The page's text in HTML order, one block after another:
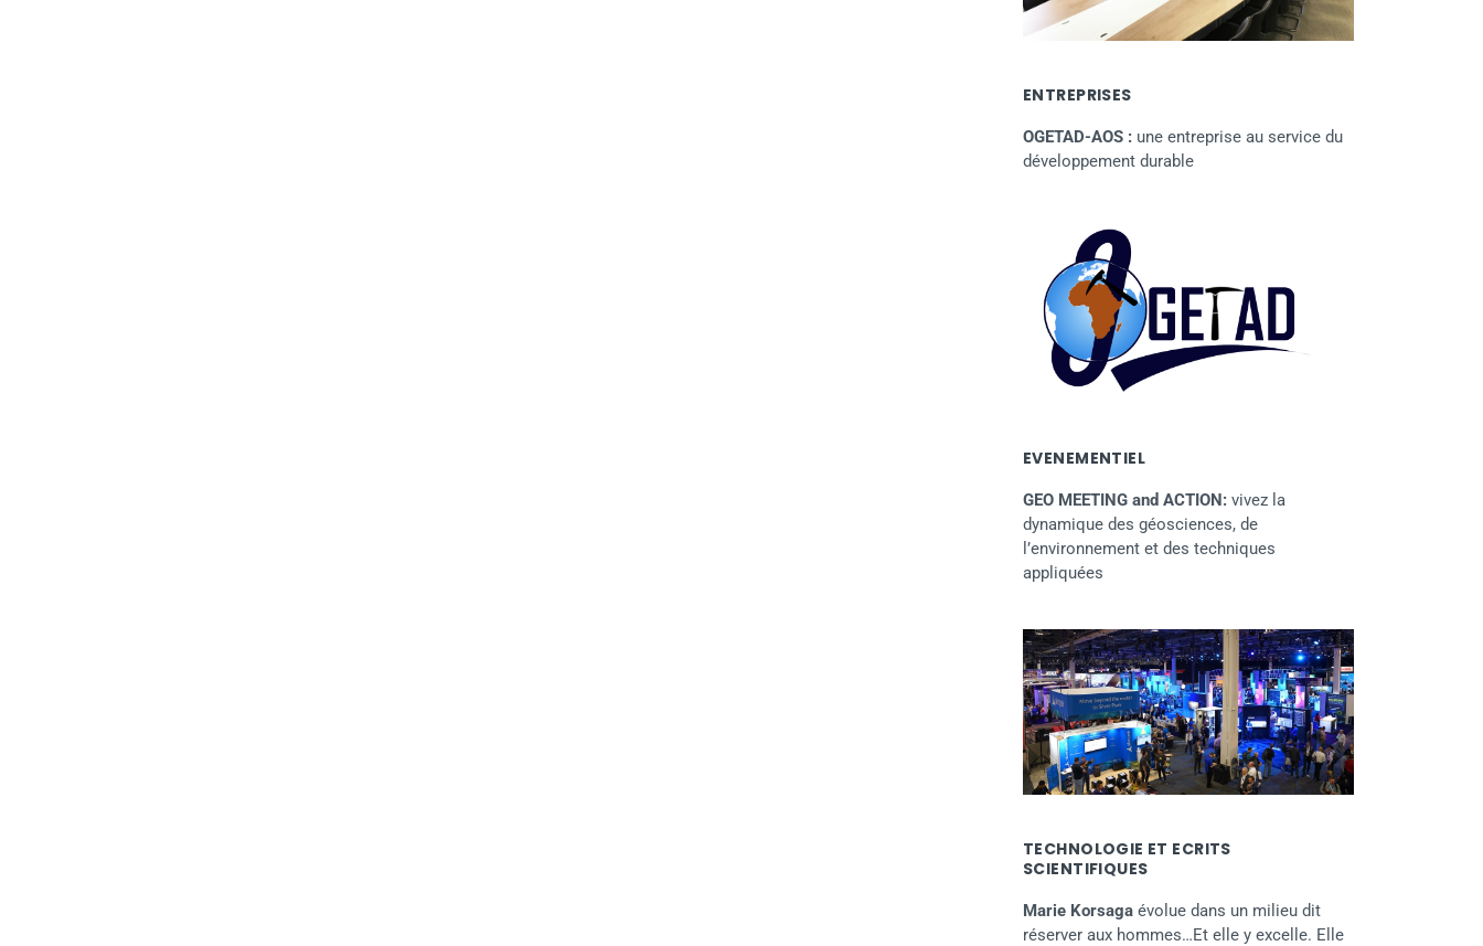
ENTREPRISES
OGETAD-AOS : une entreprise au service du
développement durable
EVENEMENTIEL
GEO MEETING and ACTION: vivez la
dynamique des géosciences, de
l’environnement et des techniques
appliquées
TECHNOLOGIE ET ECRITS
SCIENTIFIQUES
Marie Korsaga évolue dans un milieu dit
réserver aux hommes…Et elle y excelle. Elle